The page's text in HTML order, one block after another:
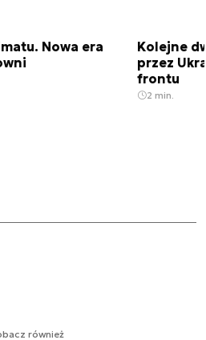
Nowa era
Kolejne
przez
frontu
2 min.
również